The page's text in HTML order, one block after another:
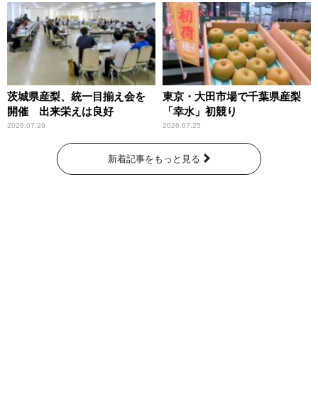
～」放送
茨城県産梨、統一目揃え会を
開催 出来栄えは良好
2026.07.29
東京・大田市場で千葉県産梨
「幸水」初競り
2026.07.25
新着記事をもっと見る